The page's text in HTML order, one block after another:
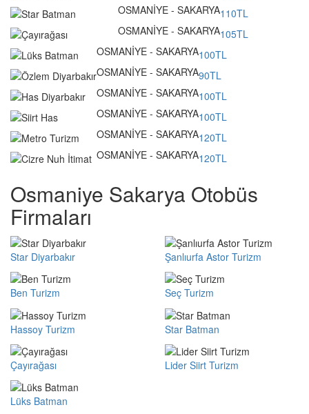
OSMANİYE - SAKARYA110TL
OSMANİYE - SAKARYA105TL
OSMANİYE - SAKARYA100TL
OSMANİYE - SAKARYA90TL
OSMANİYE - SAKARYA100TL
OSMANİYE - SAKARYA100TL
OSMANİYE - SAKARYA120TL
OSMANİYE - SAKARYA120TL
Osmaniye Sakarya Otobüs
Firmaları
Star Diyarbakır Şanlıurfa Astor Turizm
Ben Turizm Seç Turizm
Hassoy Turizm Star Batman
Çayırağası Lider Siirt Turizm
Lüks Batman